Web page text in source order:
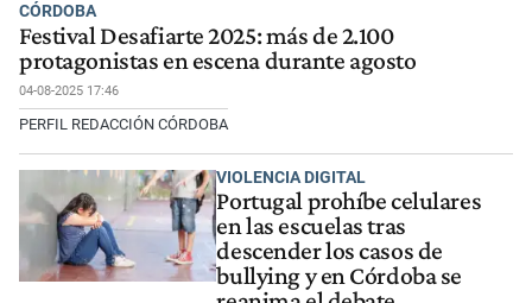
CÓRDOBA
Festival Desafiarte 2025: más de 2.100
protagonistas en escena durante agosto
04-08-2025 17:46
PERFIL REDACCIÓN CÓRDOBA
VIOLENCIA DIGITAL
Portugal prohíbe celulares
en las escuelas tras
descender los casos de
bullying y en Córdoba se